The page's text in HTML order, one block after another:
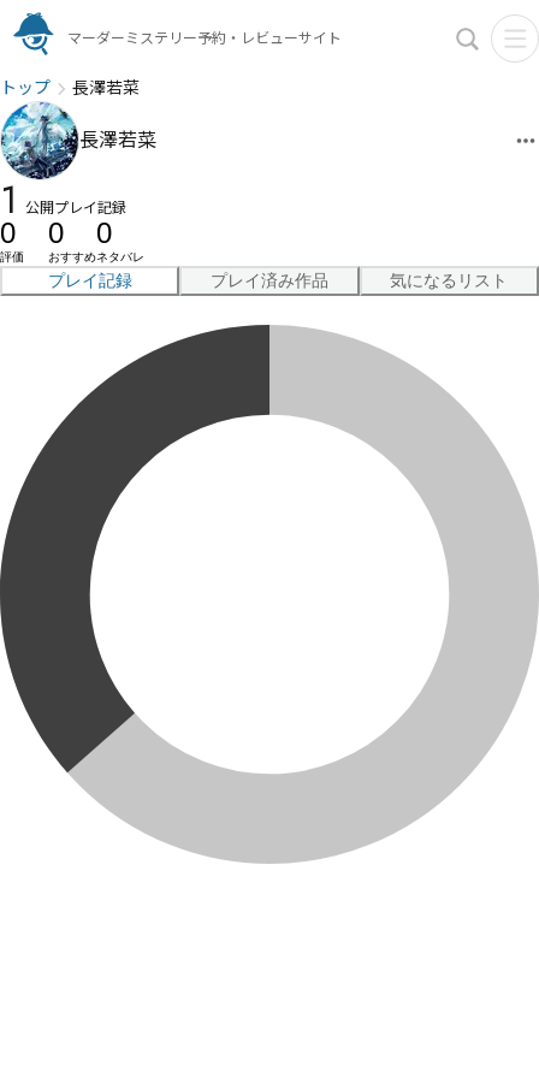
マーダーミステリー予約・レビューサイト
トップ 長澤若菜
長澤若菜
1 公開プレイ記録
0
評価
0
おすすめ
0
ネタバレ
プレイ記録 プレイ済み作品 気になるリスト